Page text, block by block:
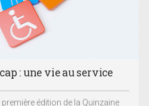
: une vie au service
édition de la Quinzaine